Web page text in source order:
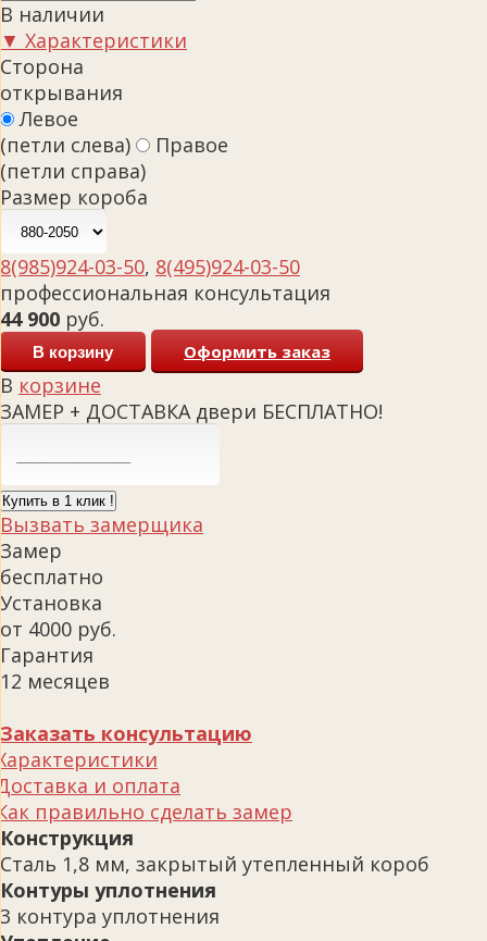
В наличии
▼ Характеристики
Сторона
открывания
Левое
(петли слева)
Правое
(петли справа)
Размер короба
8(985)924-03-50, 8(495)924-03-50
профессиональная консультация
44 900 руб.
В корзину Оформить заказ
В корзине
ЗАМЕР + ДОСТАВКА двери БЕСПЛАТНО!
Купить в 1 клик !
Вызвать замерщика
Замер
бесплатно
Установка
от 4000 руб.
Гарантия
12 месяцев
Заказать консультацию
и оплата
правильно сделать замер
Конструкция
Сталь 1,8 мм, закрытый утепленный короб
Контуры уплотнения
3 контура уплотнения